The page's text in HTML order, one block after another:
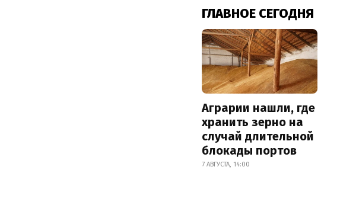
ГЛАВНОЕ СЕГОДНЯ
Аграрии нашли, где
хранить зерно на
случай длительной
блокады портов
7 АВГУСТА, 14:00